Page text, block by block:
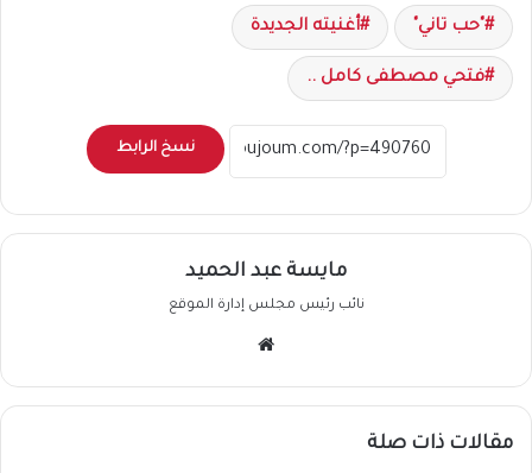
"حب تاني" أغنيته الجديدة
فتحي مصطفى كامل ..
نسخ الرابط
مايسة عبد الحميد
نائب رئيس مجلس إدارة الموقع
مقالات ذات صلة